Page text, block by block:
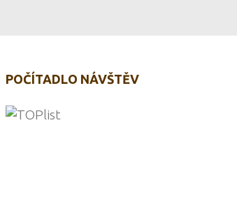
POČÍTADLO NÁVŠTĚV